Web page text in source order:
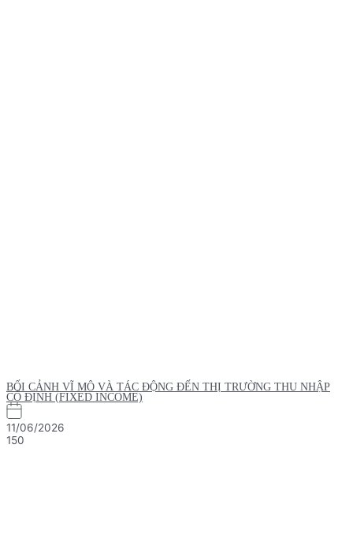
BỐI CẢNH VĨ MÔ VÀ TÁC ĐỘNG ĐẾN THỊ TRƯỜNG THU NHẬP
CỐ ĐỊNH (FIXED INCOME)
11/06/2026
150